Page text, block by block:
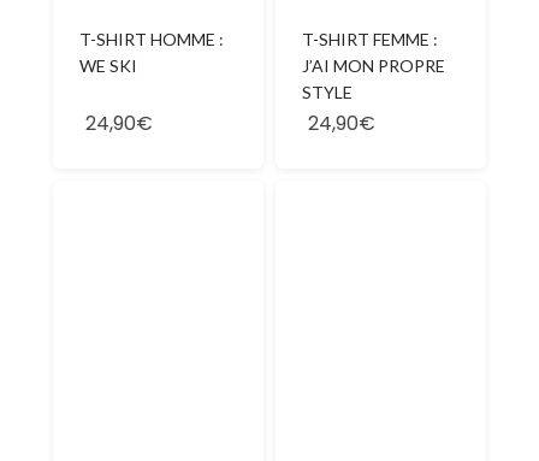
T-SHIRT HOMME :
WE SKI
24,90€
T-SHIRT FEMME :
J’AI MON PROPRE
STYLE
24,90€